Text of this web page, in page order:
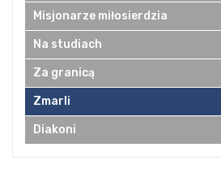
Misjonarze miłosierdzia
Na studiach
Za granicą
Zmarli
Diakoni